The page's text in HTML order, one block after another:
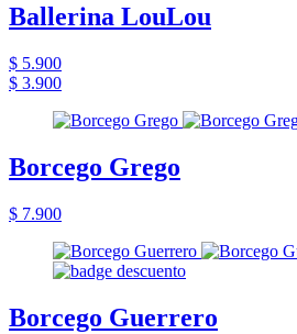
Ballerina LouLou
$ 5.900
$ 3.900
Borcego Grego
$ 7.900
Borcego Guerrero